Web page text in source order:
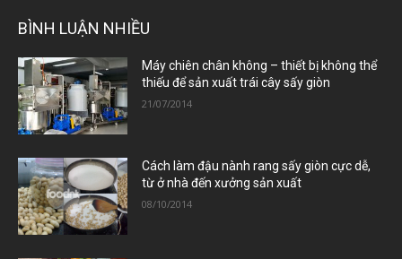
BÌNH LUẬN NHIỀU
Máy chiên chân không – thiết bị không thể
thiếu để sản xuất trái cây sấy giòn
21/07/2014
Cách làm đậu nành rang sấy giòn cực dễ,
từ ở nhà đến xưởng sản xuất
08/10/2014